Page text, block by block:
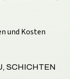
SCHICHTEN